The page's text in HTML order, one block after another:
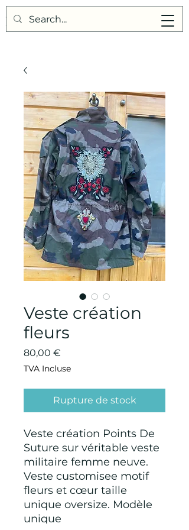
Points de Suture
Veste création
fleurs
80,00 €
TVA Incluse
Rupture de stock
Veste création Points De
Suture sur véritable veste
militaire femme neuve.
Veste customisee motif
fleurs et cœur taille
unique oversize. Modèle
unique